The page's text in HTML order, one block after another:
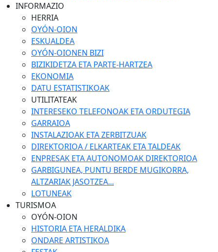
INFORMAZIO
HERRIA
OYÓN-OION
ESKUALDEA
OYÓN-OIONEN BIZI
BIZIKIDETZA ETA PARTE-HARTZEA
EKONOMIA
DATU ESTATISTIKOAK
UTILITATEAK
INTERESEKO TELEFONOAK ETA ORDUTEGIA
GARRAIOA
INSTALAZIOAK ETA ZERBITZUAK
DIREKTORIOA / ELKARTEAK ETA TALDEAK
ENPRESAK ETA AUTONOMOAK DIREKTORIOA
GARBIGUNEA, PUNTU BERDE MUGIKORRA,
ALTZARIAK JASOTZEA...
LOTUNEAK
TURISMOA
OYÓN-OION
HISTORIA ETA HERALDIKA
ONDARE ARTISTIKOA